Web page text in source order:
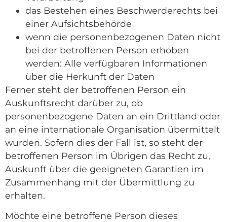
das Bestehen eines Beschwerderechts bei
einer Aufsichtsbehörde
wenn die personenbezogenen Daten nicht
bei der betroffenen Person erhoben
werden: Alle verfügbaren Informationen
über die Herkunft der Daten
Ferner steht der betroffenen Person ein
Auskunftsrecht darüber zu, ob
personenbezogene Daten an ein Drittland oder
an eine internationale Organisation übermittelt
wurden. Sofern dies der Fall ist, so steht der
betroffenen Person im Übrigen das Recht zu,
Auskunft über die geeigneten Garantien im
Zusammenhang mit der Übermittlung zu
erhalten.
Möchte eine betroffene Person dieses